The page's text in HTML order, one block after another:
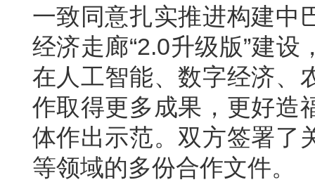
一致同意扎实推进构建中
经济走廊“2.0升级版”建
在人工智能、数字经济、
作取得更多成果，更好造
体作出示范。双方签署了
等领域的多份合作文件。